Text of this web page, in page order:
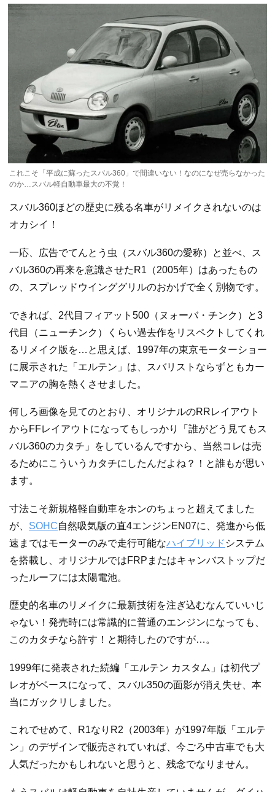
これこそ「平成に蘇ったスバル360」で間違いない！なのになぜ売らなかった
のか…スバル軽自動車最大の不覚！
スバル360ほどの歴史に残る名車がリメイクされないのは
オカシイ！
一応、広告でてんとう虫（スバル360の愛称）と並べ、ス
バル360の再来を意識させたR1（2005年）はあったもの
の、スプレッドウインググリルのおかげで全く別物です。
できれば、2代目フィアット500（ヌォーバ・チンク）と3
代目（ニューチンク）くらい過去作をリスペクトしてくれ
るリメイク版を…と思えば、1997年の東京モーターショー
に展示された「エルテン」は、スバリストならずともカー
マニアの胸を熱くさせました。
何しろ画像を見てのとおり、オリジナルのRRレイアウト
からFFレイアウトになってもしっかり「誰がどう見てもス
バル360のカタチ」をしているんですから、当然コレは売
るためにこういうカタチにしたんだよね？！と誰もが思い
ます。
寸法こそ新規格軽自動車をホンのちょっと超えてました
が、 SOHC自然吸気版の直4エンジンEN07に、発進から低
速まではモーターのみで走行可能なハイブリッド システム
を搭載し、オリジナルではFRPまたはキャンバストップだ
ったルーフには太陽電池。
歴史的名車のリメイクに最新技術を注ぎ込むなんていいじ
ゃない！発売時には常識的に普通のエンジンになっても、
このカタチなら許す！と期待したのですが…。
1999年に発表された続編「エルテン カスタム」は初代プ
レオがベースになって、スバル350の面影が消え失せ、本
当にガックリしました。
これでせめて、R1なりR2（2003年）が1997年版「エルテ
ン」のデザインで販売されていれば、今ごろ中古車でも大
人気だったかもしれないと思うと、残念でなりません。